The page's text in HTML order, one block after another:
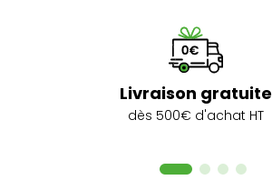
Livraison gratuite
dès 500€ d'achat HT